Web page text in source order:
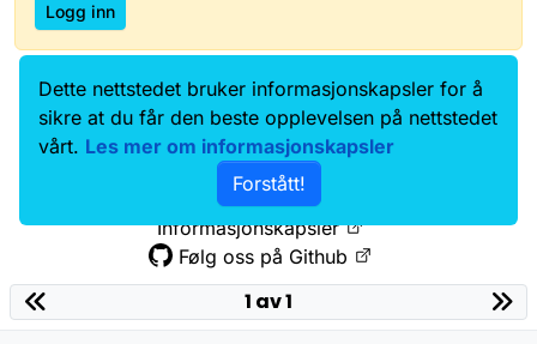
Logg inn
Data.norge.no
Kontakt oss
Samtykke og brukervilkår
Tilgjengelighetserklæring
Personvernerklæring
Informasjonskapsler
Følg oss på Github
1 av 1
Dette nettstedet bruker informasjonskapsler for å
sikre at du får den beste opplevelsen på nettstedet
vårt. Les mer om informasjonskapsler
Forstått!